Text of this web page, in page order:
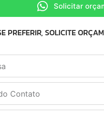
Solicitar
PREFERIR, SOLICITE